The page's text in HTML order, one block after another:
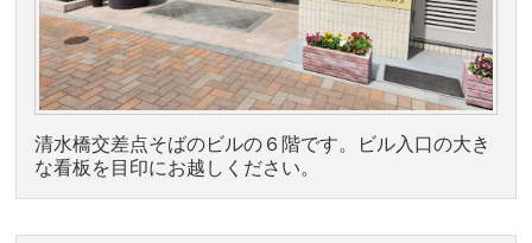
清水橋交差点そばのビルの６階です。ビル入口の大き
な看板を目印にお越しください。